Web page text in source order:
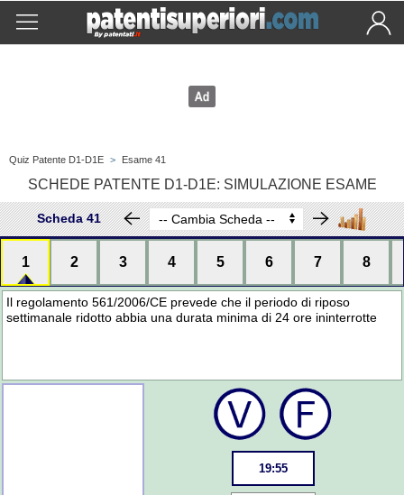
Quiz Patente D1-D1E > Esame 41
SCHEDE PATENTE D1-D1E: SIMULAZIONE ESAME
Scheda 41
1 2 3 4 5 6 7 8
Il regolamento 561/2006/CE prevede che il periodo di riposo
settimanale ridotto abbia una durata minima di 24 ore ininterrotte
19:54